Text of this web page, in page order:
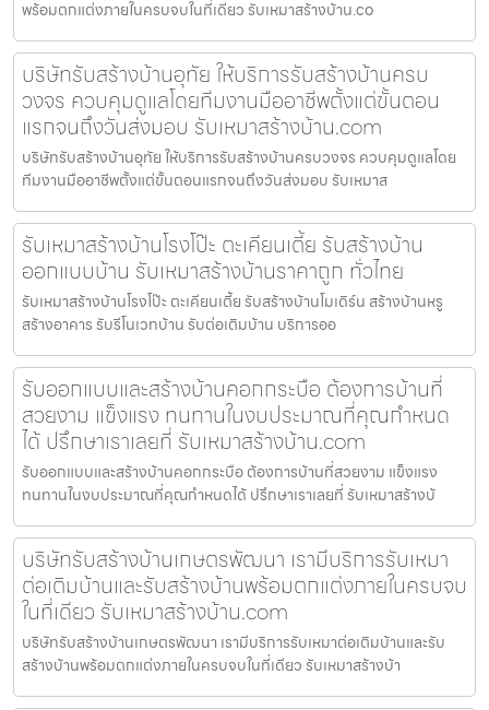
พร้อมตกแต่งภายในครบจบในที่เดียว รับเหมาสร้างบ้าน.co
บริษัทรับสร้างบ้านอุทัย ให้บริการรับสร้างบ้านครบ
วงจร ควบคุมดูแลโดยทีมงานมืออาชีพตั้งแต่ขั้นตอน
แรกจนถึงวันส่งมอบ รับเหมาสร้างบ้าน.com
บริษัทรับสร้างบ้านอุทัย ให้บริการรับสร้างบ้านครบวงจร ควบคุมดูแลโดย
ทีมงานมืออาชีพตั้งแต่ขั้นตอนแรกจนถึงวันส่งมอบ รับเหมาส
รับเหมาสร้างบ้านโรงโป๊ะ ตะเคียนเตี้ย รับสร้างบ้าน
ออกแบบบ้าน รับเหมาสร้างบ้านราคาถูก ทั่วไทย
รับเหมาสร้างบ้านโรงโป๊ะ ตะเคียนเตี้ย รับสร้างบ้านโมเดิร์น สร้างบ้านหรู
สร้างอาคาร รับรีโนเวทบ้าน รับต่อเติมบ้าน บริการออ
รับออกแบบและสร้างบ้านคอกกระบือ ต้องการบ้านที่
สวยงาม แข็งแรง ทนทานในงบประมาณที่คุณกำหนด
ได้ ปรึกษาเราเลยที่ รับเหมาสร้างบ้าน.com
รับออกแบบและสร้างบ้านคอกกระบือ ต้องการบ้านที่สวยงาม แข็งแรง
ทนทานในงบประมาณที่คุณกำหนดได้ ปรึกษาเราเลยที่ รับเหมาสร้างบ้
บริษัทรับสร้างบ้านเกษตรพัฒนา เรามีบริการรับเหมา
ต่อเติมบ้านและรับสร้างบ้านพร้อมตกแต่งภายในครบจบ
ในที่เดียว รับเหมาสร้างบ้าน.com
บริษัทรับสร้างบ้านเกษตรพัฒนา เรามีบริการรับเหมาต่อเติมบ้านและรับ
สร้างบ้านพร้อมตกแต่งภายในครบจบในที่เดียว รับเหมาสร้างบ้า